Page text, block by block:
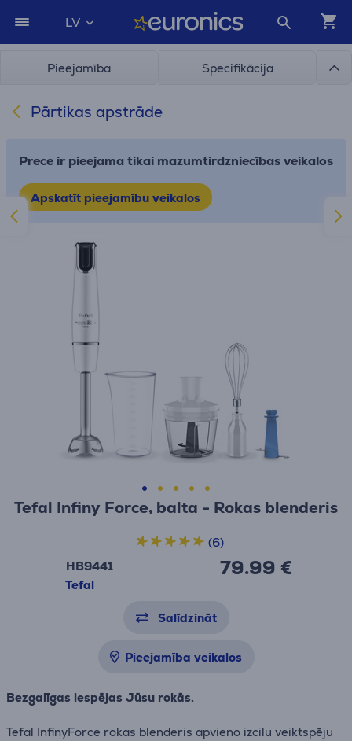
LV
Pieejamība Specifikācija
Pārtikas apstrāde
Prece ir pieejama tikai mazumtirdzniecības veikalos
Apskatīt pieejamību veikalos
Tefal Infiny Force, balta - Rokas blenderis
HB9441
Tefal
79.99 €
(6)
Salīdzināt
Pieejamība veikalos
Bezgalīgas iespējas Jūsu rokās.
Tefal InfinyForce rokas blenderis apvieno izcilu veiktspēju